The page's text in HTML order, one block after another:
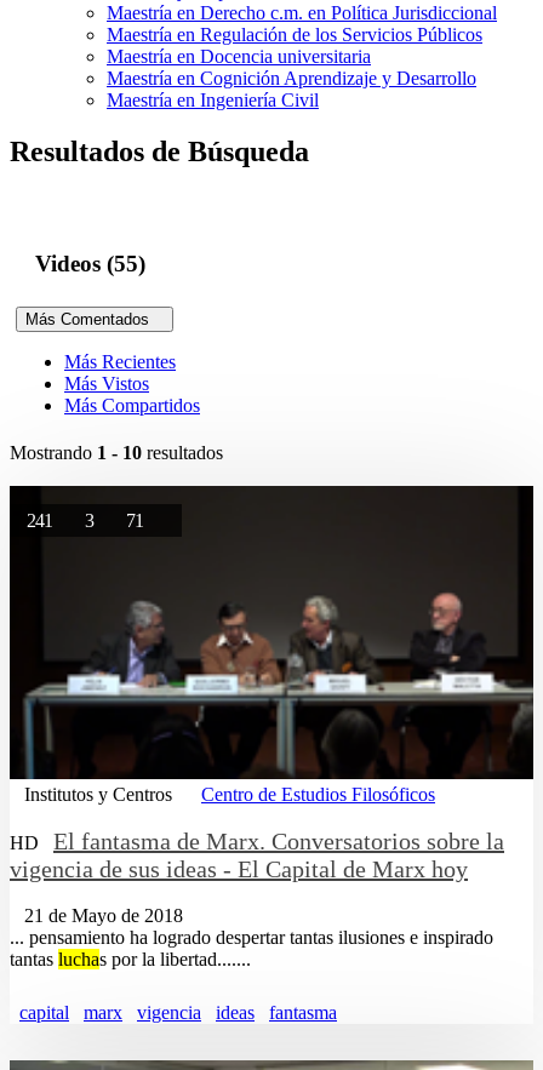
Maestría en Derecho c.m. en Política Jurisdiccional
Maestría en Regulación de los Servicios Públicos
Maestría en Docencia universitaria
Maestría en Cognición Aprendizaje y Desarrollo
Maestría en Ingeniería Civil
Resultados de Búsqueda
Videos (55)
Más Comentados
Más Recientes
Más Vistos
Más Compartidos
Mostrando 1 - 10 resultados
241 3 71
Institutos y Centros Centro de Estudios Filosóficos
HD
El fantasma de Marx. Conversatorios sobre la
vigencia de sus ideas - El Capital de Marx hoy
21 de Mayo de 2018
... pensamiento ha logrado despertar tantas ilusiones e inspirado
tantas luchas por la libertad.......
capital marx vigencia ideas fantasma